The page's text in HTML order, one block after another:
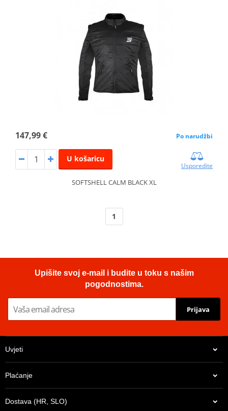
147,99 € Po narudžbi
U košaricu
Usporedite
SOFTSHELL CALM BLACK XL
1
Upišite svoj e-mail i budite u toku s našim
pogodnostima.
Prijava
Uvjeti
Plaćanje
Dostava (HR, SLO)